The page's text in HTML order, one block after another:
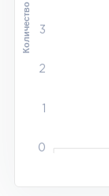
3
2
1
0
Количество